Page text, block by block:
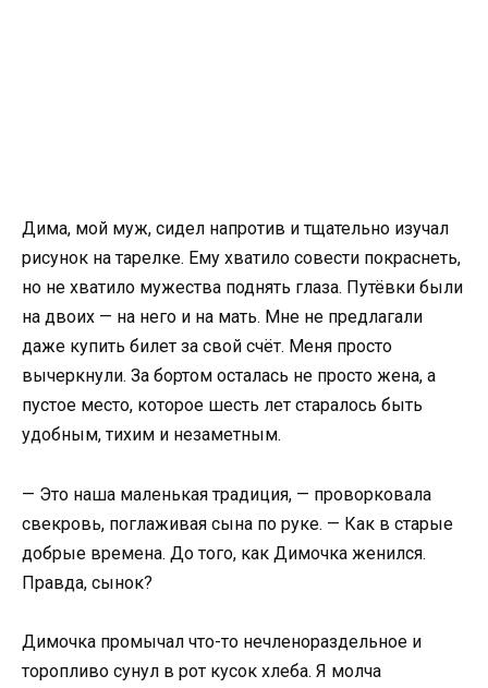
Дима, мой муж, сидел напротив и тщательно изучал
рисунок на тарелке. Ему хватило совести покраснеть,
но не хватило мужества поднять глаза. Путёвки были
на двоих — на него и на мать. Мне не предлагали
даже купить билет за свой счёт. Меня просто
вычеркнули. За бортом осталась не просто жена, а
пустое место, которое шесть лет старалось быть
удобным, тихим и незаметным.
— Это наша маленькая традиция, — проворковала
свекровь, поглаживая сына по руке. — Как в старые
добрые времена. До того, как Димочка женился.
Правда, сынок?
Димочка промычал что-то нечленораздельное и
торопливо сунул в рот кусок хлеба. Я молча